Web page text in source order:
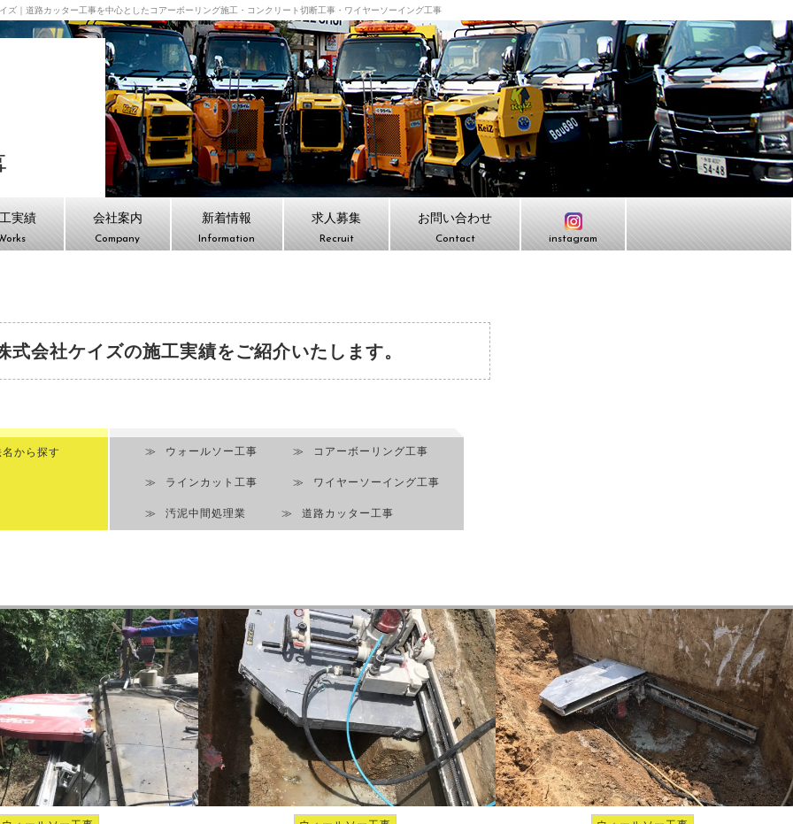
ズ｜道路カッター工事を中心としたコアーボーリング施工・コンクリート切断工事・ワイヤーソーイング工事
社ケイズ TOPPAGE
実績 会社案内
Company
新着情報
Information
求人募集
Recruit
お問い合わせ
Contact instagram
式会社ケイズの施工実績をご紹介いたします。
から探す ウォールソー工事 コアーボーリング工事
ラインカット工事 ワイヤーソーイング工事
汚泥中間処理業 道路カッター工事